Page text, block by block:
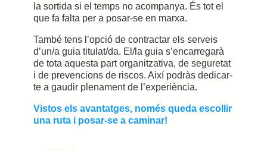
la sortida si el temps no acompanya. És tot el
que fa falta per a posar-se en marxa.
També tens l’opció de contractar els serveis
d’un/a guia titulat/da. El/la guia s’encarregarà
de tota aquesta part organitzativa, de seguretat
i de prevencions de riscos. Així podràs dedicar-
te a gaudir plenament de l’experiència.
Vistos els avantatges, només queda escollir
una ruta i posar-se a caminar!